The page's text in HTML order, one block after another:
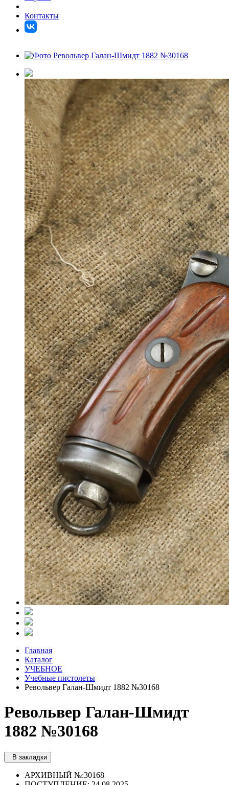
Контакты
Главная
Каталог
УЧЕБНОЕ
Учебные пистолеты
Револьвер Галан-Шмидт 1882 №30168
Револьвер Галан-Шмидт
1882 №30168
В закладки
АРХИВНЫЙ №:30168